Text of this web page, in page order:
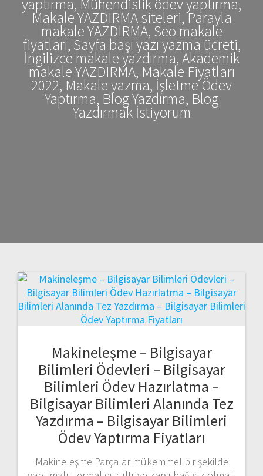
yaptırma, Mühendislik ödev yaptırma,
Makale YAZDIRMA siteleri, Parayla
makale YAZDIRMA, Seo makale
fiyatları, Sayfa başı yazı yazma ücreti,
İngilizce makale yazdırma, Akademik
makale YAZDIRMA, Makale Fiyatları
2022, Makale yazma, İşletme Ödev
Yaptırma, Blog Yazdırma, Blog
Yazdırmak İstiyorum
Makineleşme – Bilgisayar
Bilimleri Ödevleri – Bilgisayar
Bilimleri Ödev Hazırlatma –
Bilgisayar Bilimleri Alanında Tez
Yazdırma – Bilgisayar Bilimleri
Ödev Yaptırma Fiyatları
Makineleşme Parçalar mükemmel bir şekilde